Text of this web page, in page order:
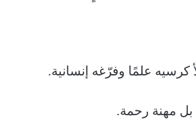
علمًا وفرّغه إنسانية.
بل مهنة رحمة.